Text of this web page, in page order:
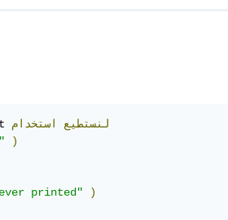
لنستطيع
استخدام
)
printed"
)